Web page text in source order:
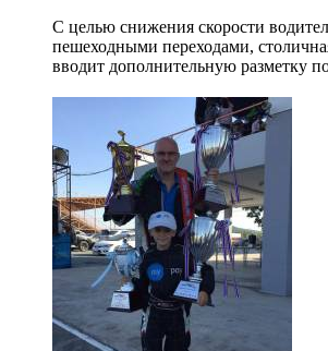
С целью снижения скорости
пешеходными переходами,
вводит дополнительную разметку